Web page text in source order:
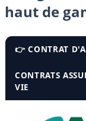
haut de
👉 CONTRAT
CONTRATS
VIE